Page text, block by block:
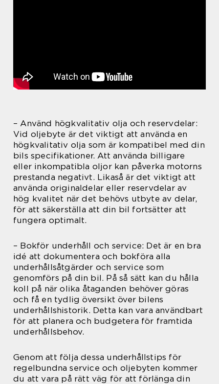
– Använd högkvalitativ olja och reservdelar:
Vid oljebyte är det viktigt att använda en
högkvalitativ olja som är kompatibel med din
bils specifikationer. Att använda billigare
eller inkompatibla oljor kan påverka motorns
prestanda negativt. Likaså är det viktigt att
använda originaldelar eller reservdelar av
hög kvalitet när det behövs utbyte av delar,
för att säkerställa att din bil fortsätter att
fungera optimalt.
– Bokför underhåll och service: Det är en bra
idé att dokumentera och bokföra alla
underhållsåtgärder och service som
genomförs på din bil. På så sätt kan du hålla
koll på när olika åtaganden behöver göras
och få en tydlig översikt över bilens
underhållshistorik. Detta kan vara användbart
för att planera och budgetera för framtida
underhållsbehov.
Genom att följa dessa underhållstips för
regelbundna service och oljebyten kommer
du att vara på rätt väg för att förlänga din